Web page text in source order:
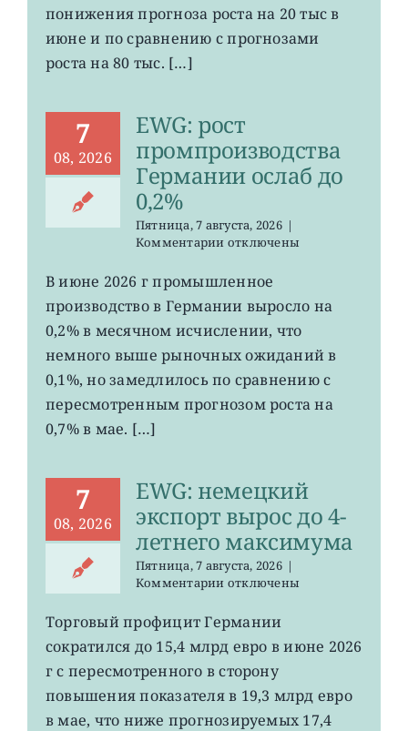
США
неожиданно
понижения прогноза роста на 20 тыс в
июне и по сравнению с прогнозами
роста на 80 тыс. […]
7
08, 2026
EWG: рост
промпроизводства
Германии ослаб до
0,2%
Пятница, 7 августа, 2026 |
Комментариик
EWG:
рост
промпроизводства
Германии
до
0,2%
отключены
В июне 2026 г промышленное
производство в Германии выросло на
0,2% в месячном исчислении, что
немного выше рыночных ожиданий в
0,1%, но замедлилось по сравнению с
пересмотренным прогнозом роста на
0,7% в мае. […]
7
08, 2026
EWG: немецкий
экспорт вырос до 4-
летнего максимума
Пятница, 7 августа, 2026 |
Комментариик
EWG:
немецкий
экспорт
вырос
4-
летнего
отключены
Торговый профицит Германии
сократился до 15,4 млрд евро в июне 2026
г с пересмотренного в сторону
повышения показателя в 19,3 млрд евро
в мае, что ниже прогнозируемых 17,4